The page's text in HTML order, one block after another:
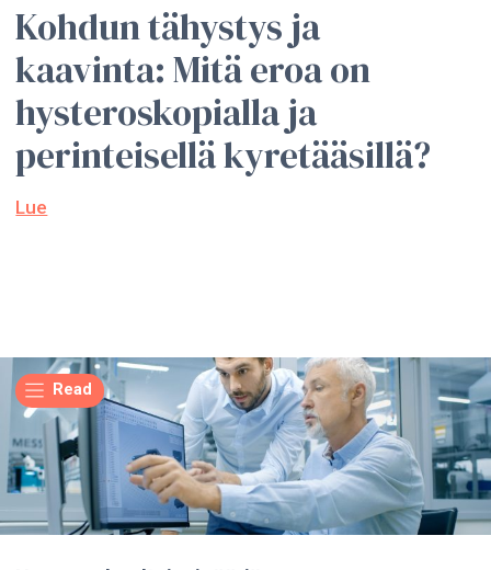
Kohdun tähystys ja
kaavinta: Mitä eroa on
hysteroskopialla ja
perinteisellä kyretääsillä?
Lue
Read